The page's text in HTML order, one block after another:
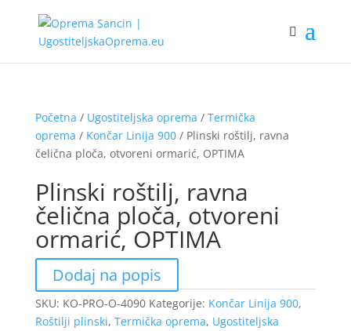
Početna / Ugostiteljska oprema / Termička
oprema / Končar Linija 900/ Plinski roštilj, ravna
čelična ploča, otvoreni ormarić, OPTIMA
Plinski roštilj, ravna
čelična ploča, otvoreni
ormarić, OPTIMA
Dodaj na popis
SKU: KO-PRO-O-4090 Kategorije: Končar Linija 900,
Roštilji plinski, Termička oprema, Ugostiteljska